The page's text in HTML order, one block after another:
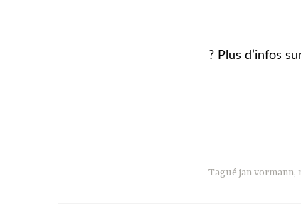
? Plus d’infos
Tagué jan vormann,